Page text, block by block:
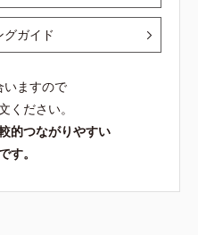
グガイド
いますので
ください。
的つながりやすい
す。